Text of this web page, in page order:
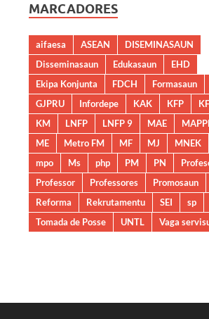
MARCADORES
aifaesa ASEAN
DISEMINASAUN
Disseminasaun
Edukasaun
EHD
Ekipa Konjunta
FDCH Formasaun
GJPRU
Infordepe KAK KFP
KM
LNFP LNFP 9 MAE
ME
Metro FM MF MJ MNEK
mpo
Ms php PM PN
Professor
Professores Promosaun
Reforma
Rekrutamentu SEI sp
Tomada de Posse
UNTL Vaga